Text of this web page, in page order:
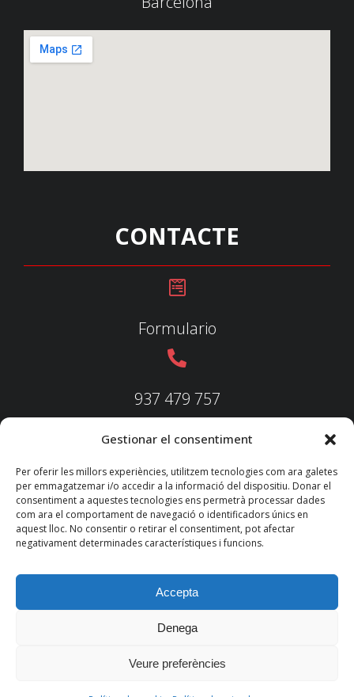
Gestionar el consentiment
Per oferir les millors experiències, utilitzem tecnologies com ara galetes
per emmagatzemar i/o accedir a la informació del dispositiu. Donar el
consentiment a aquestes tecnologies ens permetrà processar dades
com ara el comportament de navegació o identificadors únics en
aquest lloc. No consentir o retirar el consentiment, pot afectar
negativament determinades característiques i funcions.
Accepta
Denega
Veure preferències
CONTACTE
Formulario
937 479 757
937 479 758
federacio@fedecatjudo.cat
Consultores S.L.